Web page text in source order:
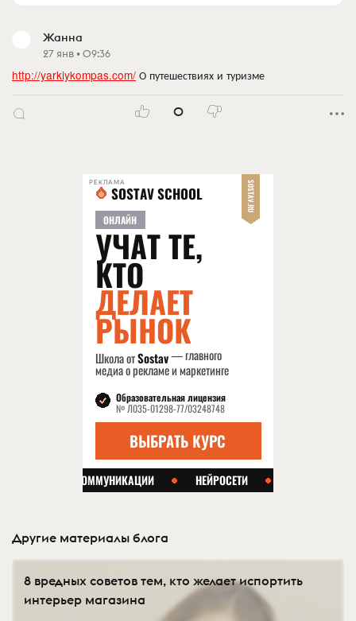
Жанна
27 янв • 09:36
http://yarkiykompas.com/ О путешествиях и туризме
0
РЕКЛАМА
Другие материалы блога
8 вредных советов тем, кто желает испортить
интерьер магазина